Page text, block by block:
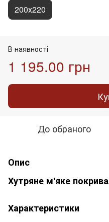
200х220
В наявності
1 195.00 грн
До обраного
Опис
Хутряне м'яке
Характеристики